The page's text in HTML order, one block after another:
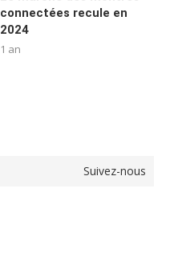
connectées recule en
2024
1 an
Suivez-nous